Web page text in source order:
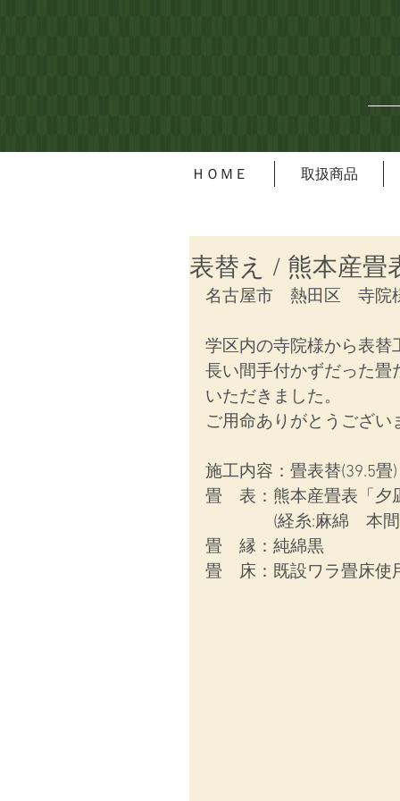
ＨＯＭＥ 取扱商品
表替え / 熊本産畳
名古屋市　熱田区　寺院
学区内の寺院様から表替
長い間手付かずだった畳
いただきました。
ご用命ありがとうござい
施工内容： 畳表替(39.5畳)
畳　表：熊本産畳表「夕
(経糸:麻綿　本間一
畳　縁：純綿黒
畳　床：既設ワラ畳床使